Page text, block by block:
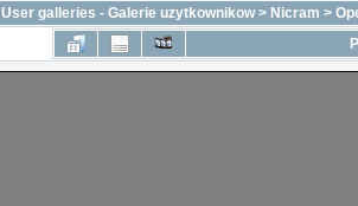
User galleries - Galerie uzytkownikow> Nicram >